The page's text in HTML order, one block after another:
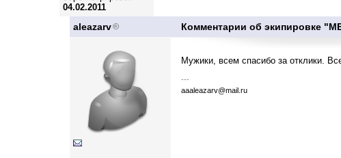
04.02.2011
aleazarv Комментарии об экипировке
Мужики, всем спасибо за отклики.
---
aaaleazarv@mail.ru